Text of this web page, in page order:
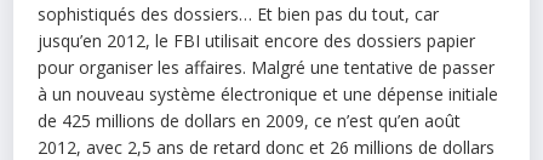
sophistiqués des dossiers… Et bien pas du tout, car
jusqu’en 2012, le FBI utilisait encore des dossiers papier
pour organiser les affaires. Malgré une tentative de passer
à un nouveau système électronique et une dépense initiale
de 425 millions de dollars en 2009, ce n’est qu’en août
2012, avec 2,5 ans de retard donc et 26 millions de dollars